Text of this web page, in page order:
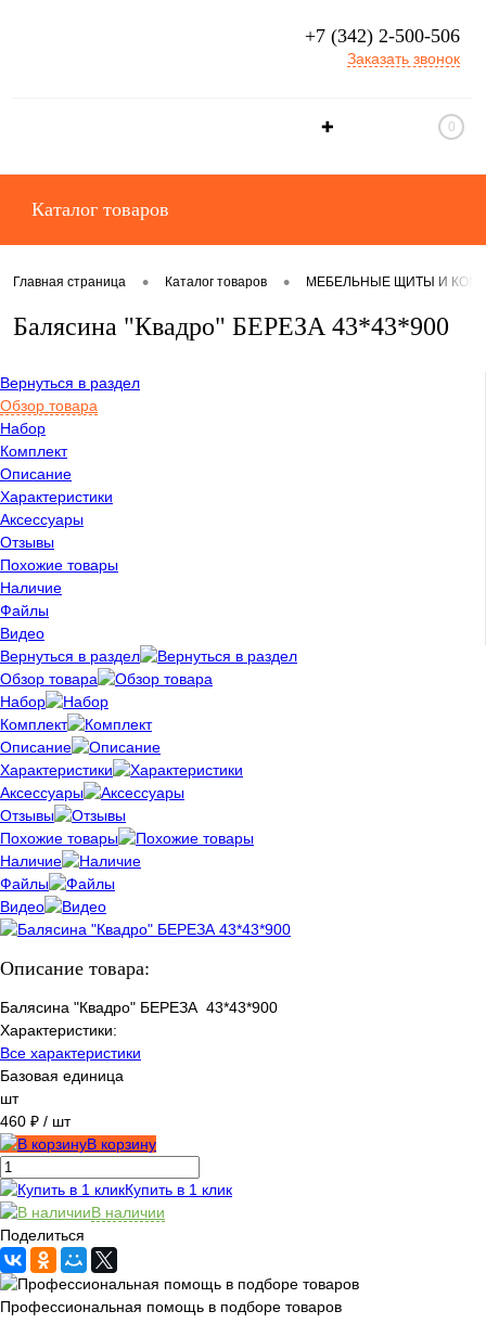
+7 (342) 2-500-506
Заказать звонок
✚ 0
Каталог товаров
Главная страница • Каталог товаров • МЕБЕЛЬНЫЕ ЩИТЫ И
Балясина "Квадро" БЕРЕЗА 43*43*900
Вернуться в раздел
Обзор товара
Набор
Комплект
Описание
Характеристики
Аксессуары
Отзывы
Похожие товары
Наличие
Файлы
Видео
Вернуться в раздел
Обзор товара
Набор
Комплект
Описание
Характеристики
Аксессуары
Отзывы
Похожие товары
Наличие
Файлы
Видео
Описание товара:
Балясина "Квадро" БЕРЕЗА 43*43*900
Характеристики:
Все характеристики
Базовая единица
шт
460 ₽ / шт
В корзину
Купить в 1 клик
В наличии
Поделиться
Профессиональная помощь в подборе товаров